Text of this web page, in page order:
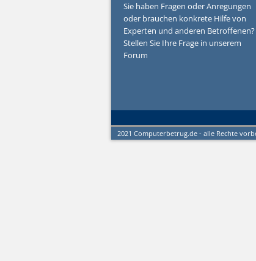
Sie haben Fragen oder Anregungen
oder brauchen konkrete Hilfe von
Experten und anderen Betroffenen?
Stellen Sie Ihre Frage in unserem
Forum
2021 Computerbetrug.de - alle Rechte